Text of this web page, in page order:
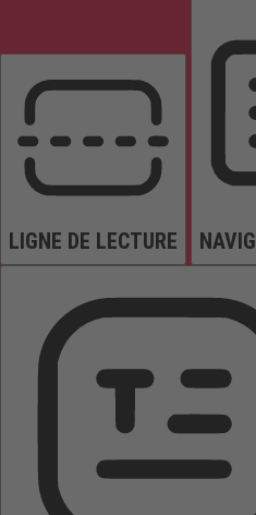
LIGNE DE LECTURE